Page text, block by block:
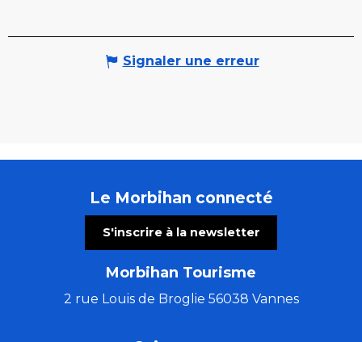
Signaler une erreur
Le Morbihan connecté
S'inscrire à la newsletter
Morbihan Tourisme
2 rue Louis de Broglie 56038 Vannes